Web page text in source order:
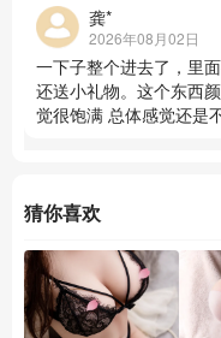
龚*
2026年08月02日
一下子整个进去了，里
还送小礼物。这个东西
觉很饱满 总体感觉还是
猜你喜欢